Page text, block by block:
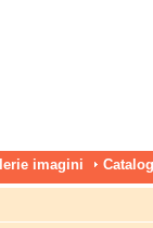
imagini